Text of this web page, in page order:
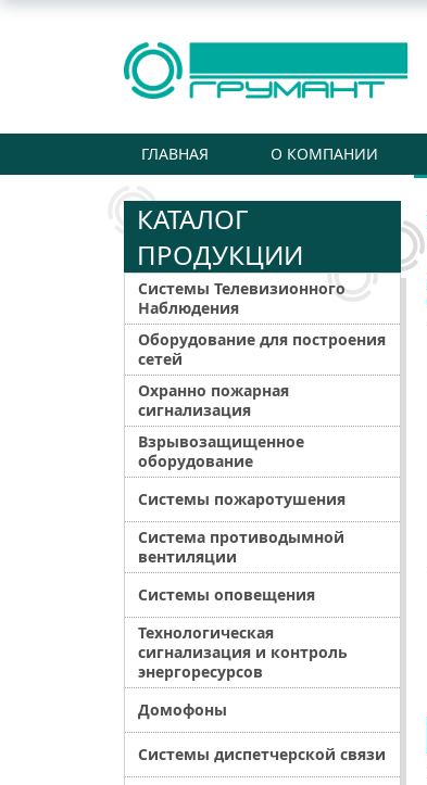
ГЛАВНАЯ О КОМПАНИИ
КАТАЛОГ
ПРОДУКЦИИ
Системы Телевизионного
Наблюдения
Оборудование для построения
сетей
Охранно пожарная
сигнализация
Взрывозащищенное
оборудование
Системы пожаротушения
Система противодымной
вентиляции
Системы оповещения
Технологическая
сигнализация и контроль
энергоресурсов
Домофоны
Системы диспетчерской связи